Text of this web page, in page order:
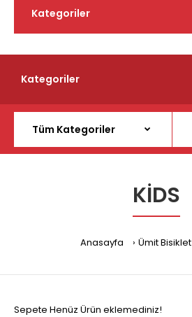
Kategoriler
Kategoriler
KİDS
Anasayfa Ümit Bisiklet
Sepete Henüz Ürün eklemediniz!